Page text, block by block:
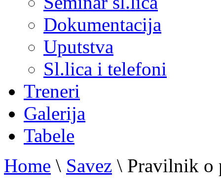
Dokumentacija
Uputstva
Sl.lica i telefoni
Treneri
Galerija
Tabele
Home \ Savez \ Pravilnik o